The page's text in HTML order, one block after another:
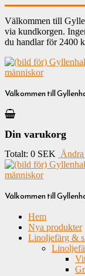
Välkommen till
via kundkorgen.
du handlar för 2400
Välkommen till
Din varukorg
Totalt: 0 SEK Ändra
Välkommen till
Hem
Nya produkter
Linoljefärg &